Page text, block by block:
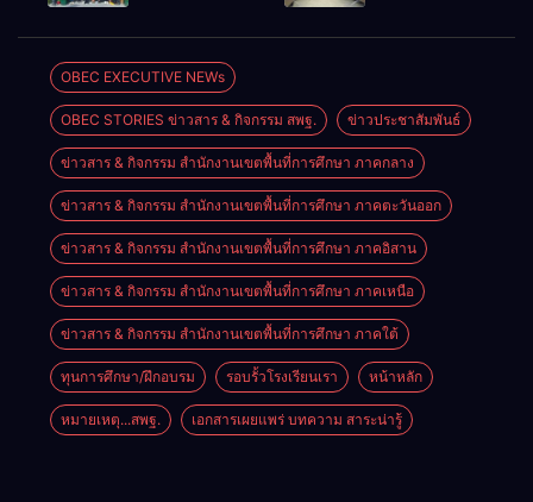
อิเล็กทรอนิกส์”
อำเภอชะอวด
การความร่วม
มือ ยกระดับ
คุณภาพเด็ก
ไทยอย่างรอบ
ด้าน
OBEC EXECUTIVE NEWs
OBEC STORIES ข่าวสาร & กิจกรรม สพฐ. ข่าวประชาสัมพันธ์
ข่าวสาร & กิจกรรม สำนักงานเขตพื้นที่การศึกษา ภาคกลาง
ข่าวสาร & กิจกรรม สำนักงานเขตพื้นที่การศึกษา ภาคตะวันออก
ข่าวสาร & กิจกรรม สำนักงานเขตพื้นที่การศึกษา ภาคอิสาน
ข่าวสาร & กิจกรรม สำนักงานเขตพื้นที่การศึกษา ภาคเหนือ
ข่าวสาร & กิจกรรม สำนักงานเขตพื้นที่การศึกษา ภาคใต้
ทุนการศึกษา/ฝึกอบรม รอบรั้วโรงเรียนเรา หน้าหลัก
หมายเหตุ...สพฐ. เอกสารเผยแพร่ บทความ สาระน่ารู้